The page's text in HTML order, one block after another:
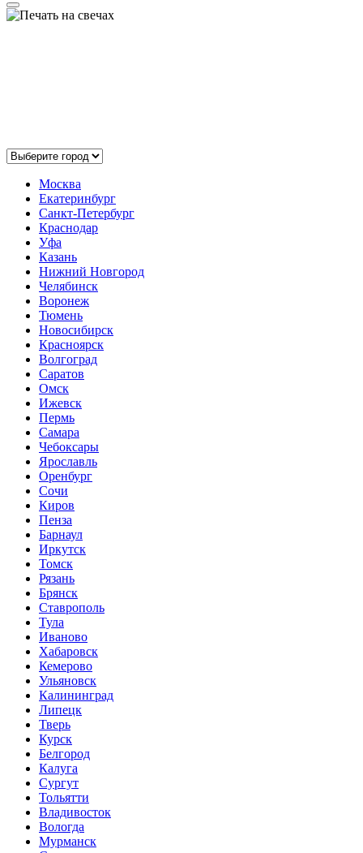
Москва
Екатеринбург
Санкт-Петербург
Краснодар
Уфа
Казань
Нижний Новгород
Челябинск
Воронеж
Тюмень
Новосибирск
Красноярск
Волгоград
Саратов
Омск
Ижевск
Пермь
Самара
Чебоксары
Ярославль
Оренбург
Сочи
Киров
Пенза
Барнаул
Иркутск
Томск
Рязань
Брянск
Ставрополь
Тула
Иваново
Хабаровск
Кемерово
Ульяновск
Калининград
Липецк
Тверь
Курск
Белгород
Калуга
Сургут
Тольятти
Владивосток
Вологда
Мурманск